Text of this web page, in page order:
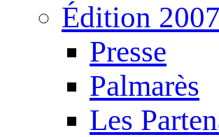
Édition 2007
Presse
Palmarès
Les